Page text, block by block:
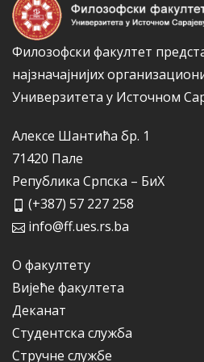
Филозофски факултет
најзначајнијих
Универзитета у Источном
Алексе Шантића бр. 1
71420 Пале
Република Српска – БиХ
(+387) 57 227 258
info@ff.ues.rs.ba
О факултету
Вијеће факултета
Деканат
Студентска служба
Стручне службе